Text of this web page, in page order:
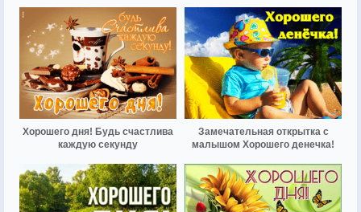
Хорошего дня! Будь счастлива
каждую секунду
Замечательная открытка с
малышом Хорошего денечка!